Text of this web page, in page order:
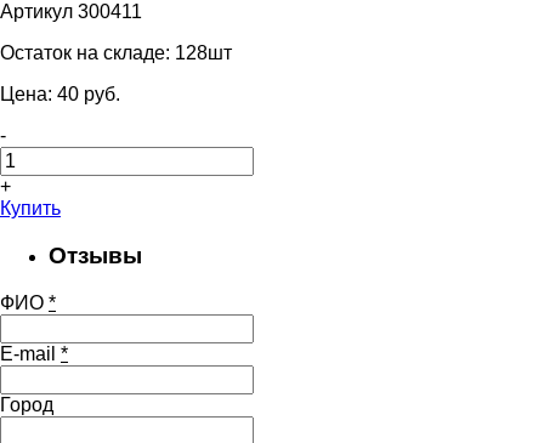
Артикул 300411
Остаток на складе: 128шт
Цена: 40 pуб.
-
+
Купить
Отзывы
ФИО *
E-mail *
Город